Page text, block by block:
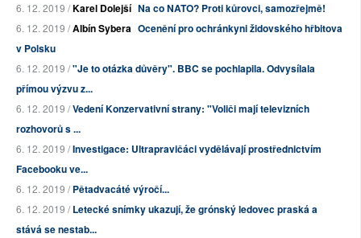
6. 12. 2019 /Karel Dolejší Na co NATO? Proti kůrovci, samozřejmě!
6. 12. 2019 /Albín Sybera Ocenění pro ochránkyni židovského hřbitova
v Polsku
6. 12. 2019 /"Je to otázka důvěry". BBC se pochlapila. Odvysílala
přímou výzvu z...
6. 12. 2019 /Vedení Konzervativní strany: "Voliči mají televizních
rozhovorů s ...
6. 12. 2019 /Investigace: Ultrapravičáci vydělávají prostřednictvím
Facebooku ve...
6. 12. 2019 /Pětadvacáté výročí...
6. 12. 2019 /Letecké snímky ukazují, že grónský ledovec praská a
stává se nestab...